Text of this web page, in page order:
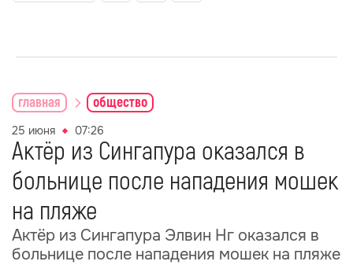
главная общество
25 июня 07:26
Актёр из Сингапура оказался в
больнице после нападения мошек
на пляже
Актёр из Сингапура Элвин Нг оказался в
больнице после нападения мошек на пляже